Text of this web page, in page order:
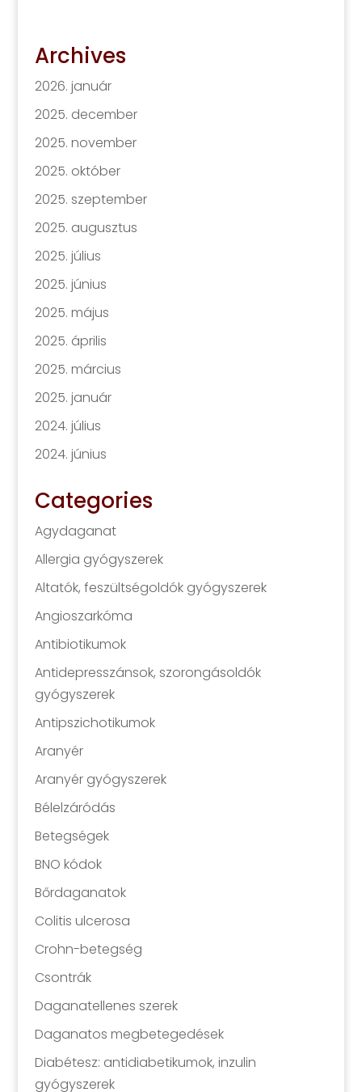
Archives
2026. január
2025. december
2025. november
2025. október
2025. szeptember
2025. augusztus
2025. július
2025. június
2025. május
2025. április
2025. március
2025. január
2024. július
2024. június
Categories
Agydaganat
Allergia gyógyszerek
Altatók, feszültségoldók gyógyszerek
Angioszarkóma
Antibiotikumok
Antidepresszánsok, szorongásoldók
gyógyszerek
Antipszichotikumok
Aranyér
Aranyér gyógyszerek
Bélelzáródás
Betegségek
BNO kódok
Bőrdaganatok
Colitis ulcerosa
Crohn-betegség
Csontrák
Daganatellenes szerek
Daganatos megbetegedések
Diabétesz: antidiabetikumok, inzulin
gyógyszerek